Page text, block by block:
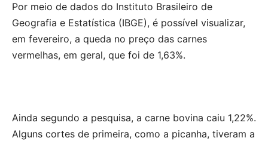
Por meio de dados do Instituto Brasileiro de
Geografia e Estatística (IBGE), é possível visualizar,
em fevereiro, a queda no preço das carnes
vermelhas, em geral, que foi de 1,63%.
Ainda segundo a pesquisa, a carne bovina caiu 1,22%.
Alguns cortes de primeira, como a picanha, tiveram a